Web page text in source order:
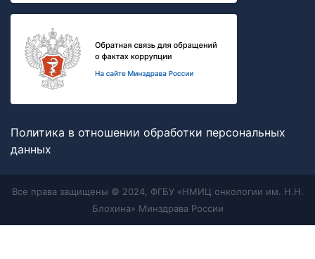
Политика в отношении обработки персональных
данных
Все права защищены © 2024, ФГБУ «НМИЦ онкологии им. Н.Н.
Блохина» Минздрава России